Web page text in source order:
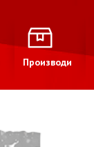
Производи